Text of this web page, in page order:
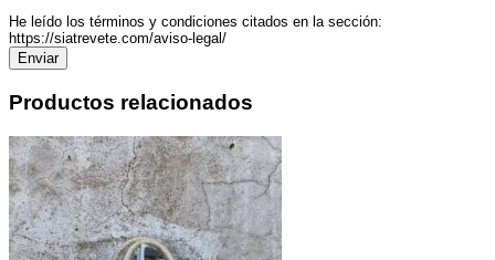
He leído los términos y condiciones citados en la sección:
https://siatrevete.com/aviso-legal/
Productos relacionados